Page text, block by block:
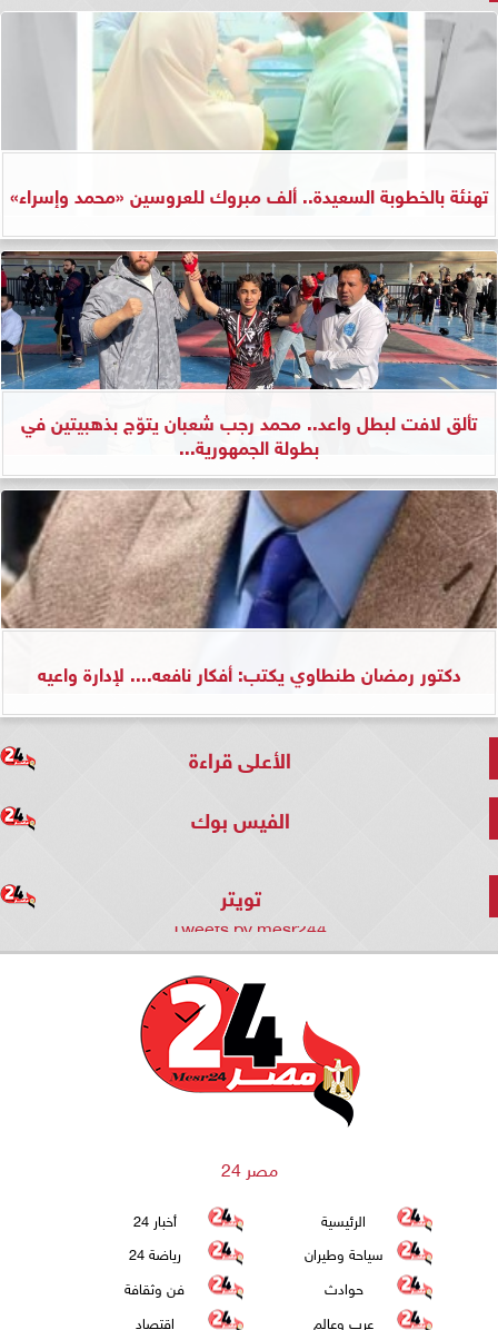
تهنئة بالخطوبة السعيدة.. ألف مبروك للعروسين «محمد وإسراء»
تألق لافت لبطل واعد.. محمد رجب شعبان يتوّج بذهبيتين في
بطولة الجمهورية...
دكتور رمضان طنطاوي يكتب: أفكار نافعه.... لإدارة واعيه
الأعلى قراءة
الفيس بوك
تويتر
Tweets by mesr244
مصر 24
الرئيسية
أخبار 24
سياحة وطيران
رياضة 24
حوادث
فن وثقافة
عرب وعالم
اقتصاد